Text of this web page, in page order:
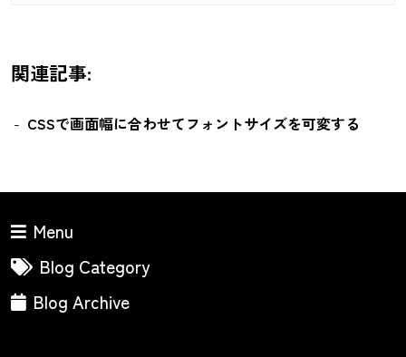
関連記事:
CSSで画面幅に合わせてフォントサイズを可変する
Menu
Blog Category
Blog Archive